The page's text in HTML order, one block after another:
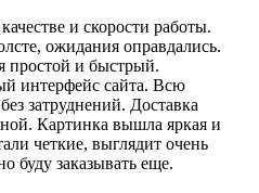
и скорости работы.
ожидания оправдались.
простой и быстрый.
интерфейс сайта. Всю
затруднений. Доставка
Картинка вышла яркая и
четкие, выглядит очень
буду заказывать еще.